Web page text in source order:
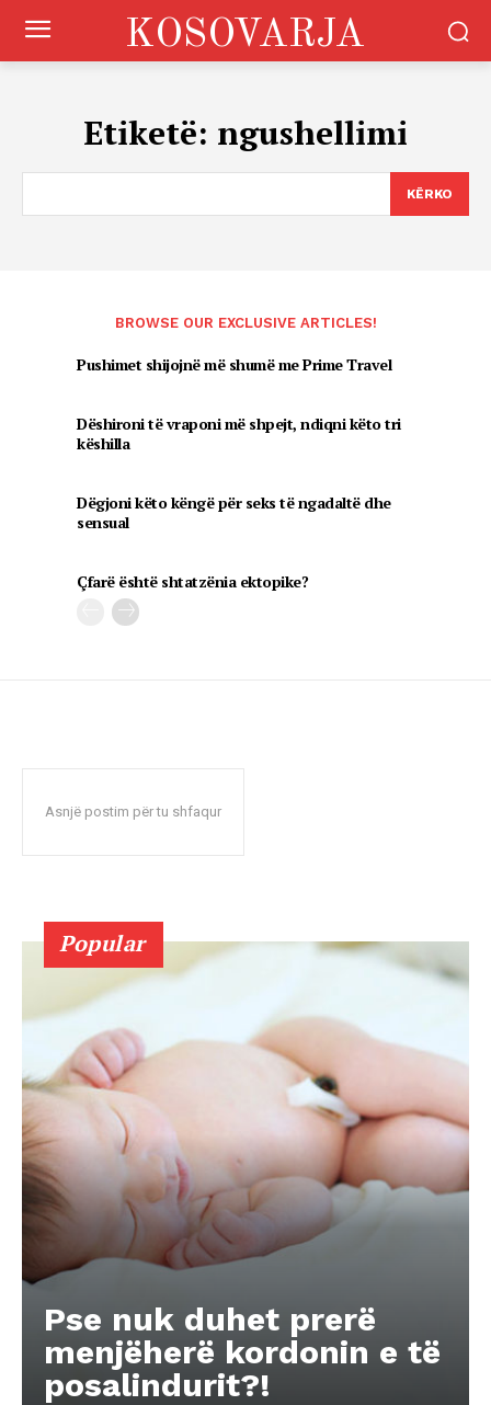
KOSOVARJA
Etiketë: ngushellimi
KËRKO
BROWSE OUR EXCLUSIVE ARTICLES!
Pushimet shijojnë më shumë me Prime Travel
Dëshironi të vraponi më shpejt, ndiqni këto tri
këshilla
Dëgjoni këto këngë për seks të ngadaltë dhe
sensual
Çfarë është shtatzënia ektopike?
Asnjë postim për tu shfaqur
Popular
Pse nuk duhet prerë
menjëherë kordonin e të
posalindurit?!